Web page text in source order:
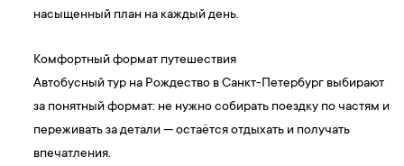
насыщенный план на каждый день.
Комфортный формат путешествия
Автобусный тур на Рождество в Санкт-Петербург выбирают
за понятный формат: не нужно собирать поездку по частям и
переживать за детали — остаётся отдыхать и получать
впечатления.